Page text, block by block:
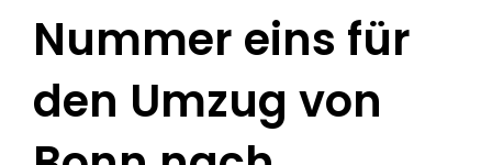
Nummer eins für
den Umzug von